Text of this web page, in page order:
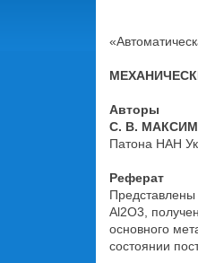
Авторы
С. В.
Патона НАН
Реферат
Представлены
Al2O3,
основного
состоянии